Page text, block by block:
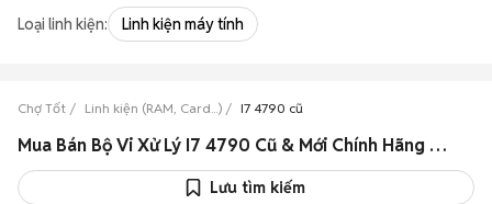
Loại linh kiện: Linh kiện máy tính
Chợ Tốt Linh kiện (RAM, Card...) I7 4790 cũ
Mua Bán Bộ Vi Xử Lý I7 4790 Cũ & Mới Chính Hãng Giá Rẻ
Lưu tìm kiếm